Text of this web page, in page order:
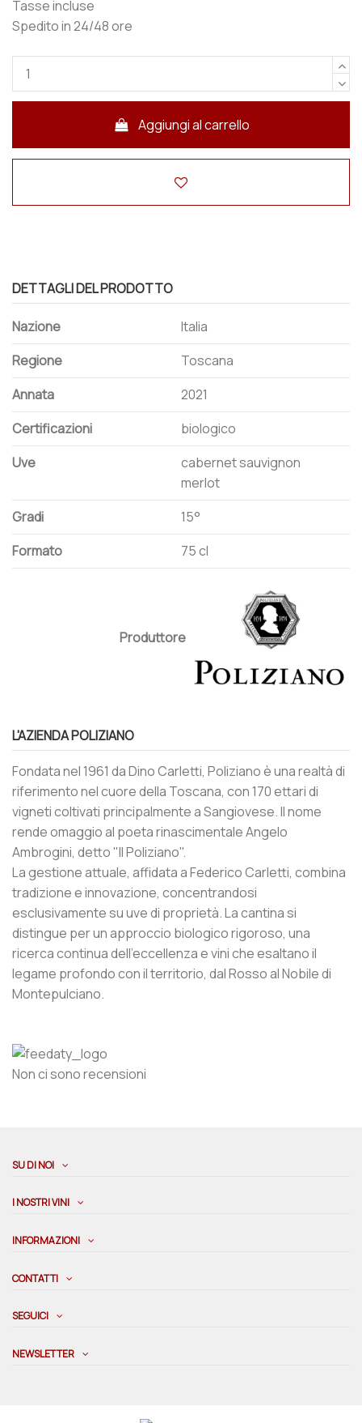
Tasse incluse
Spedito in 24/48 ore
Aggiungi al carrello
DETTAGLI DEL PRODOTTO
Nazione
Italia
Regione
Toscana
Annata
2021
Certificazioni
biologico
Uve
cabernet sauvignon
merlot
Gradi
15°
Formato
75 cl
Produttore
L'AZIENDA POLIZIANO
Fondata nel 1961 da Dino Carletti, Poliziano è una realtà di
riferimento nel cuore della Toscana, con 170 ettari di
vigneti coltivati principalmente a Sangiovese. Il nome
rende omaggio al poeta rinascimentale Angelo
Ambrogini, detto "Il Poliziano".
La gestione attuale, affidata a Federico Carletti, combina
tradizione e innovazione, concentrandosi
esclusivamente su uve di proprietà. La cantina si
distingue per un approccio biologico rigoroso, una
ricerca continua dell’eccellenza e vini che esaltano il
legame profondo con il territorio, dal Rosso al Nobile di
Montepulciano.
Non ci sono recensioni
SU DI NOI
I NOSTRI VINI
INFORMAZIONI
CONTATTI
SEGUICI
NEWSLETTER